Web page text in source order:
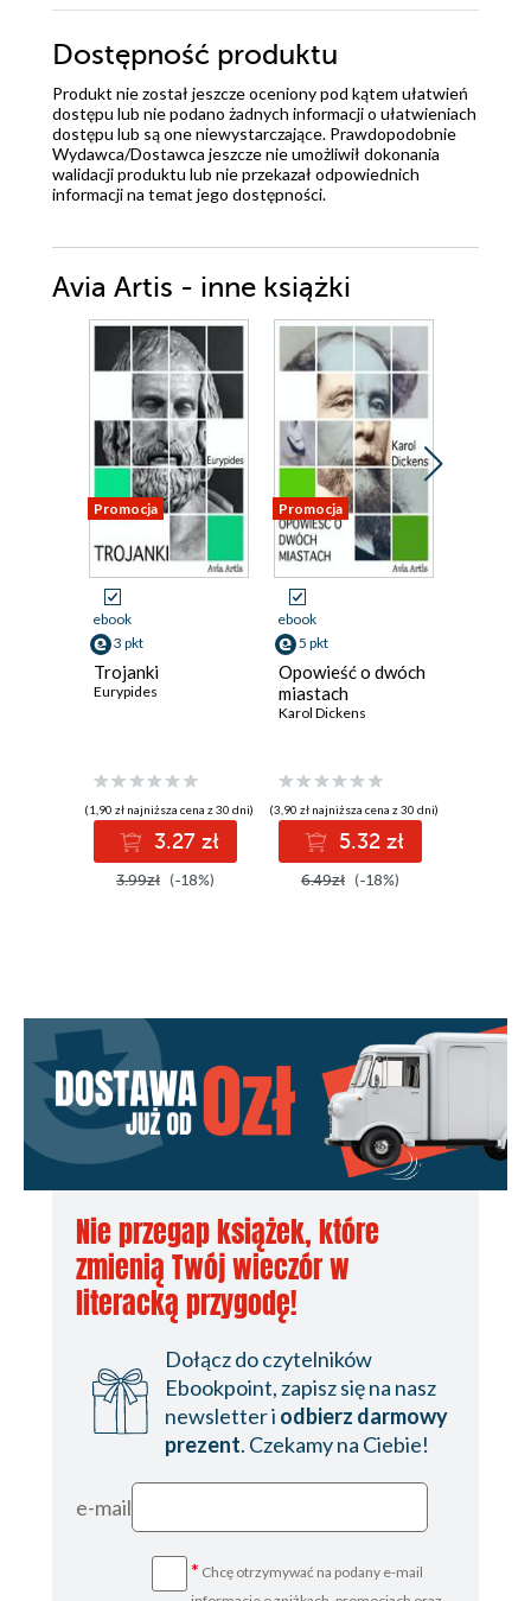
Dostępność produktu
Produkt nie został jeszcze oceniony pod kątem ułatwień
dostępu lub nie podano żadnych informacji o ułatwieniach
dostępu lub są one niewystarczające. Prawdopodobnie
Wydawca/Dostawca jeszcze nie umożliwił dokonania
walidacji produktu lub nie przekazał odpowiednich
informacji na temat jego dostępności.
Avia Artis - inne książki
Promocja
ebook
3 pkt
Trojanki
Eurypides
(1,90 zł najniższa cena z 30 dni)
3.27 zł
3.99zł (-18%)
Promocja
ebook
5 pkt
Opowieść o dwóch
miastach
Karol Dickens
(3,90 zł najniższa cena z 30 dni)
5.32 zł
6.49zł (-18%)
Nie przegap książek, które
zmienią Twój wieczór w
literacką przygodę!
Dołącz do czytelników
Ebookpoint, zapisz się na nasz
newsletter i odbierz darmowy
prezent. Czekamy na Ciebie!
e-mail
* Chcę otrzymywać na podany e-mail